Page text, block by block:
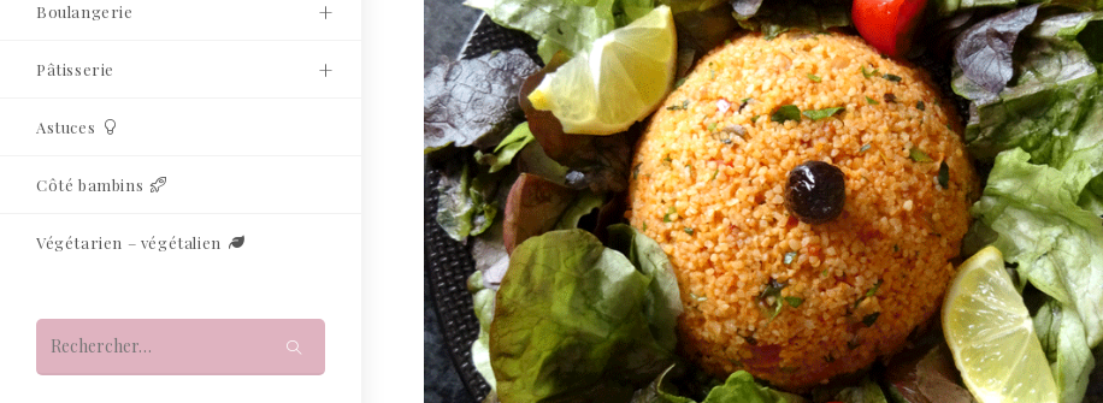
Boulangerie
Pâtisserie
Astuces
Côté bambins
Végétarien – végétalien